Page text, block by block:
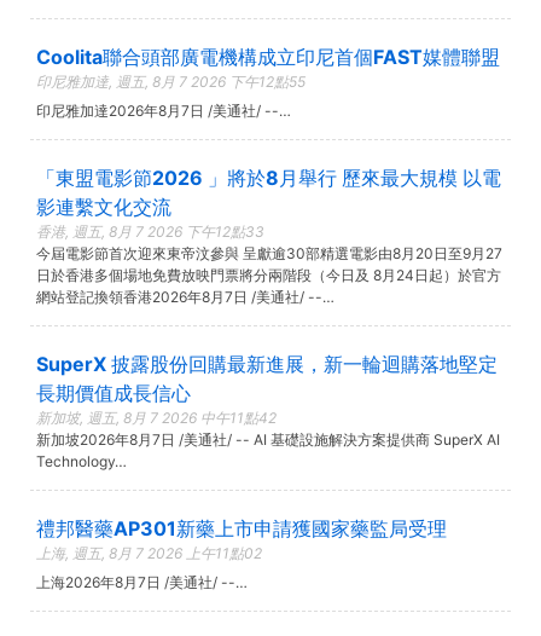
Coolita聯合頭部廣電機構成立印尼首個FAST媒體聯盟
印尼雅加達, 週五, 8月 7 2026 下午12點55
印尼雅加達2026年8月7日 /美通社/ --…
「東盟電影節2026 」將於8月舉行 歷來最大規模 以電
影連繫文化交流
香港, 週五, 8月 7 2026 下午12點33
今屆電影節首次迎來東帝汶參與 呈獻逾30部精選電影由8月20日至9月27
日於香港多個場地免費放映門票將分兩階段（今日及 8月24日起）於官方
網站登記換領香港2026年8月7日 /美通社/ --…
SuperX 披露股份回購最新進展，新一輪迴購落地堅定
長期價值成長信心
新加坡, 週五, 8月 7 2026 中午11點42
新加坡2026年8月7日 /美通社/ -- AI 基礎設施解決方案提供商 SuperX AI
Technology…
禮邦醫藥AP301新藥上市申請獲國家藥監局受理
上海, 週五, 8月 7 2026 上午11點02
上海2026年8月7日 /美通社/ --…